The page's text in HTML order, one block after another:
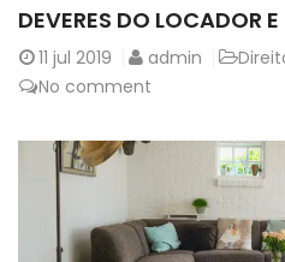
DEVERES DO LOCADOR
11 jul 2019 admin
No comment